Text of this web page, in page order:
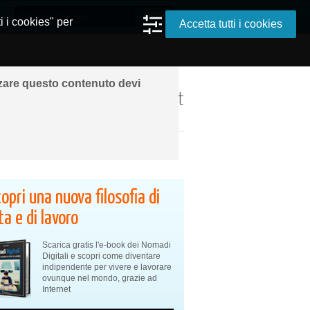
questo contenuto devi
ovunque grazie a Internet
una nuova filosofia di
e di lavoro
Scarica gratis l'e-book dei Nomadi
Digitali e scopri come diventare
indipendente per vivere e lavorare
ovunque nel mondo, grazie ad
Internet
i cookies" per
Accetta tutti i cookies